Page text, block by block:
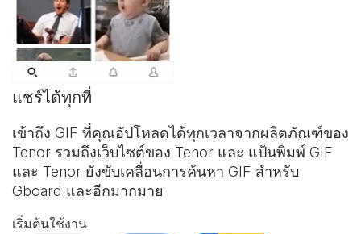
แชร์ได้ทุกที่
เข้าถึง GIF ที่คุณอัปโหลดได้ทุกเวลาจากผลิตภัณฑ์ของ
Tenor รวมถึงเว็บไซต์ของ Tenor และ แป้นพิมพ์ GIF
และ Tenor ยังขับเคลื่อนการค้นหา GIF สำหรับ
Gboard และอีกมากมาย
เริ่มต้นใช้งาน